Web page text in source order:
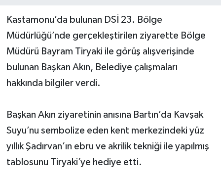
Kastamonu’da bulunan DSİ 23. Bölge
Müdürlüğü’nde gerçekleştirilen ziyarette Bölge
Müdürü Bayram Tiryaki ile görüş alışverişinde
bulunan Başkan Akın, Belediye çalışmaları
hakkında bilgiler verdi.
Başkan Akın ziyaretinin anısına Bartın’da Kavşak
Suyu’nu sembolize eden kent merkezindeki yüz
yıllık Şadırvan’ın ebru ve akrilik tekniği ile yapılmış
tablosunu Tiryaki’ye hediye etti.
Yerel Yönetimler
DÜNYA
YEREL